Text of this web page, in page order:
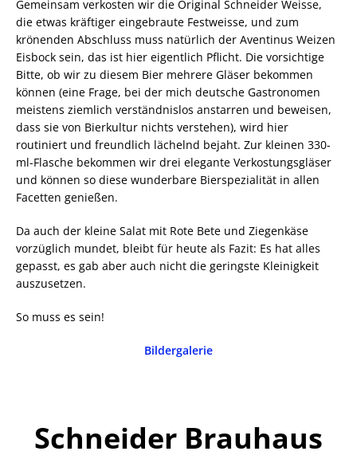
Gemeinsam verkosten wir die Original Schneider Weisse,
die etwas kräftiger eingebraute Festweisse, und zum
krönenden Abschluss muss natürlich der Aventinus Weizen
Eisbock sein, das ist hier eigentlich Pflicht. Die vorsichtige
Bitte, ob wir zu diesem Bier mehrere Gläser bekommen
können (eine Frage, bei der mich deutsche Gastronomen
meistens ziemlich verständnislos anstarren und beweisen,
dass sie von Bierkultur nichts verstehen), wird hier
routiniert und freundlich lächelnd bejaht. Zur kleinen 330-
ml-Flasche bekommen wir drei elegante Verkostungsgläser
und können so diese wunderbare Bierspezialität in allen
Facetten genießen.
Da auch der kleine Salat mit Rote Bete und Ziegenkäse
vorzüglich mundet, bleibt für heute als Fazit: Es hat alles
gepasst, es gab aber auch nicht die geringste Kleinigkeit
auszusetzen.
So muss es sein!
Bildergalerie
Schneider Brauhaus